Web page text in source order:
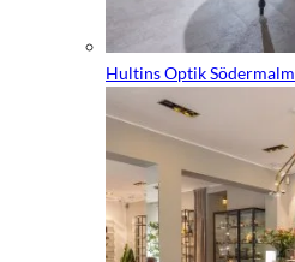
Hultins Optik Södermalm